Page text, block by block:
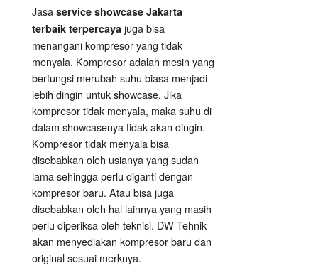
Jasa service showcase Jakarta
terbaik terpercaya juga bisa
menangani kompresor yang tidak
menyala. Kompresor adalah mesin yang
berfungsi merubah suhu biasa menjadi
lebih dingin untuk showcase. Jika
kompresor tidak menyala, maka suhu di
dalam showcasenya tidak akan dingin.
Kompresor tidak menyala bisa
disebabkan oleh usianya yang sudah
lama sehingga perlu diganti dengan
kompresor baru. Atau bisa juga
disebabkan oleh hal lainnya yang masih
perlu diperiksa oleh teknisi. DW Tehnik
akan menyediakan kompresor baru dan
original sesuai merknya.